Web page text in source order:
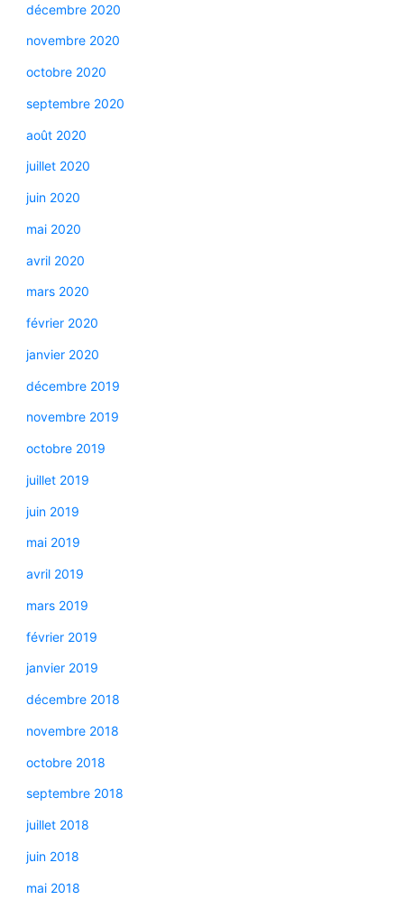
décembre 2020
novembre 2020
octobre 2020
septembre 2020
août 2020
juillet 2020
juin 2020
mai 2020
avril 2020
mars 2020
février 2020
janvier 2020
décembre 2019
novembre 2019
octobre 2019
juillet 2019
juin 2019
mai 2019
avril 2019
mars 2019
février 2019
janvier 2019
décembre 2018
novembre 2018
octobre 2018
septembre 2018
juillet 2018
juin 2018
mai 2018